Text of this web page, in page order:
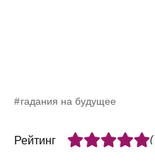
гадания на будущее
Рейтинг (